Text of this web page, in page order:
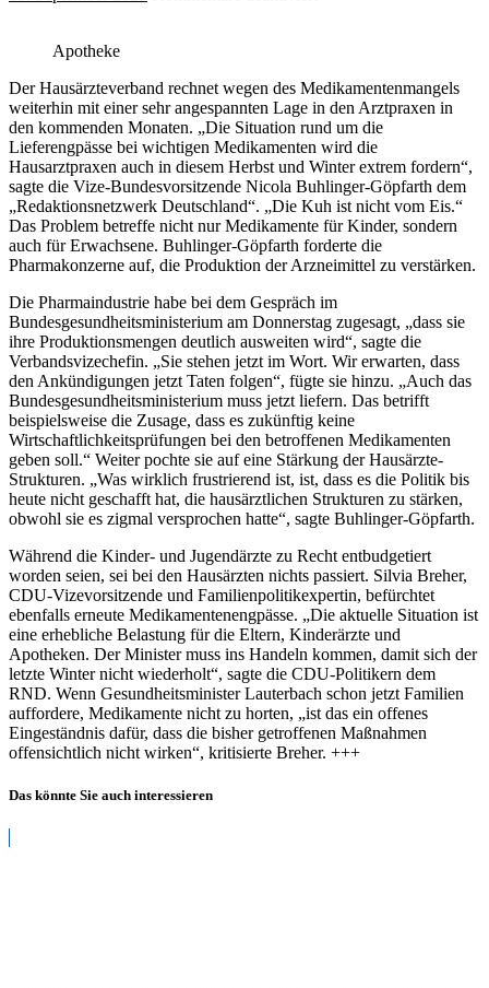
mit
angespannter
Situation
Apotheke
Der Hausärzteverband rechnet wegen des Medikamentenmangels
weiterhin mit einer sehr angespannten Lage in den Arztpraxen in
den kommenden Monaten. „Die Situation rund um die
Lieferengpässe bei wichtigen Medikamenten wird die
Hausarztpraxen auch in diesem Herbst und Winter extrem fordern“,
sagte die Vize-Bundesvorsitzende Nicola Buhlinger-Göpfarth dem
„Redaktionsnetzwerk Deutschland“. „Die Kuh ist nicht vom Eis.“
Das Problem betreffe nicht nur Medikamente für Kinder, sondern
auch für Erwachsene. Buhlinger-Göpfarth forderte die
Pharmakonzerne auf, die Produktion der Arzneimittel zu verstärken.
Die Pharmaindustrie habe bei dem Gespräch im
Bundesgesundheitsministerium am Donnerstag zugesagt, „dass sie
ihre Produktionsmengen deutlich ausweiten wird“, sagte die
Verbandsvizechefin. „Sie stehen jetzt im Wort. Wir erwarten, dass
den Ankündigungen jetzt Taten folgen“, fügte sie hinzu. „Auch das
Bundesgesundheitsministerium muss jetzt liefern. Das betrifft
beispielsweise die Zusage, dass es zukünftig keine
Wirtschaftlichkeitsprüfungen bei den betroffenen Medikamenten
geben soll.“ Weiter pochte sie auf eine Stärkung der Hausärzte-
Strukturen. „Was wirklich frustrierend ist, ist, dass es die Politik bis
heute nicht geschafft hat, die hausärztlichen Strukturen zu stärken,
obwohl sie es zigmal versprochen hatte“, sagte Buhlinger-Göpfarth.
Während die Kinder- und Jugendärzte zu Recht entbudgetiert
worden seien, sei bei den Hausärzten nichts passiert. Silvia Breher,
CDU-Vizevorsitzende und Familienpolitikexpertin, befürchtet
ebenfalls erneute Medikamentenengpässe. „Die aktuelle Situation ist
eine erhebliche Belastung für die Eltern, Kinderärzte und
Apotheken. Der Minister muss ins Handeln kommen, damit sich der
letzte Winter nicht wiederholt“, sagte die CDU-Politikern dem
RND. Wenn Gesundheitsminister Lauterbach schon jetzt Familien
auffordere, Medikamente nicht zu horten, „ist das ein offenes
Eingeständnis dafür, dass die bisher getroffenen Maßnahmen
offensichtlich nicht wirken“, kritisierte Breher. +++
Das könnte Sie auch interessieren